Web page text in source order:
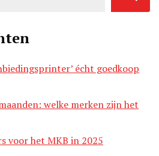
écht goedkoop
welke merken zijn het
voor het MKB in 2025